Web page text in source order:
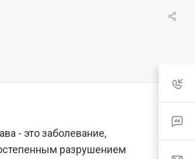
- это заболевание,
разрушением